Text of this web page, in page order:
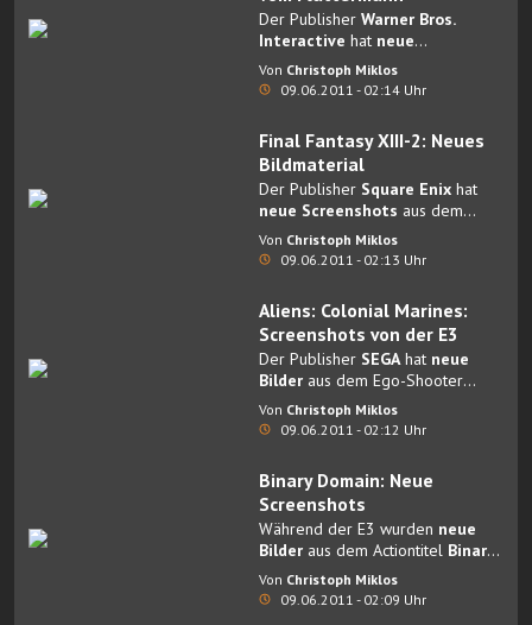
Der Publisher Warner Bros.
Interactive hat neue
Screenshots aus dem Actiontitel
Batman: Arkham City
Von Christoph Miklos
09.06.2011 - 02:14 Uhr
Final Fantasy XIII-2: Neues
Bildmaterial
Der Publisher Square Enix hat
neue Screenshots aus dem
Rollenspiel Final Fantasy XIII-2
veröffentlicht.
Von Christoph Miklos
09.06.2011 - 02:13 Uhr
Aliens: Colonial Marines:
Screenshots von der E3
Der Publisher SEGAhat neue
Bilder aus dem Ego-Shooter
Aliens: Colonial Marines
veröffentlicht.
Von Christoph Miklos
09.06.2011 - 02:12 Uhr
Binary Domain: Neue
Screenshots
Während der E3 wurden neue
Bilder aus dem Actiontitel Binary
Domain veröffentlicht.
Von Christoph Miklos
09.06.2011 - 02:09 Uhr